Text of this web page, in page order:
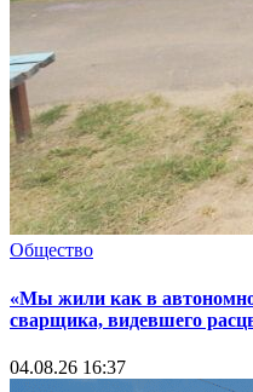
Общество
«Мы жили как в
сварщика, видевшего
04.08.26 16:37